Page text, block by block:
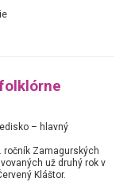
– hlavný
ročník Zamagurských
už druhý rok v
Kláštor.